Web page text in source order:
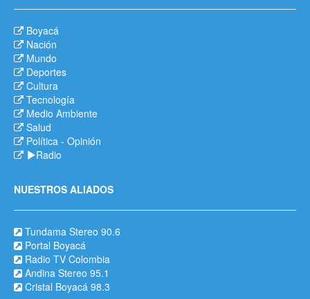
Boyacá
Nación
Mundo
Deportes
Cultura
Tecnología
Medio Ambiente
Salud
Política - Opinión
Radio
NUESTROS ALIADOS
Tundama Stereo 90.6
Portal Boyacá
Radio TV Colombia
Andina Stereo 95.1
Cristal Boyacá 98.3